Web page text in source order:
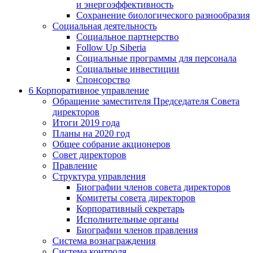
и энергоэффективность
Сохранение биологического разнообразия
Социальная деятельность
Социальное партнерство
Follow Up Siberia
Социальные программы для персонала
Социальные инвестиции
Спонсорство
6 Корпоративное управление
Обращение заместителя Председателя Совета
директоров
Итоги 2019 года
Планы на 2020 год
Общее собрание акционеров
Совет директоров
Правление
Структура управления
Биографии членов совета директоров
Комитеты совета директоров
Корпоративный секретарь
Исполнительные органы
Биографии членов правления
Система вознаграждения